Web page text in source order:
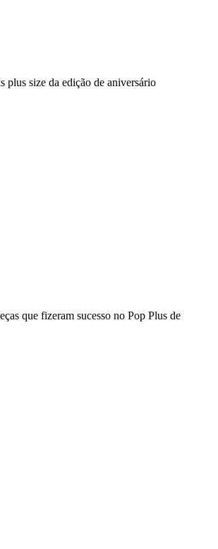
plus size da edição de aniversário
que fizeram sucesso no Pop Plus de